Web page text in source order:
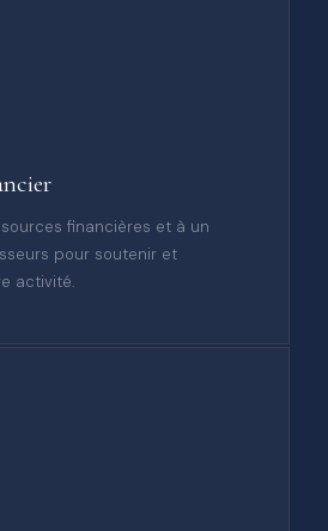
financières et à un
pour soutenir et
activité.